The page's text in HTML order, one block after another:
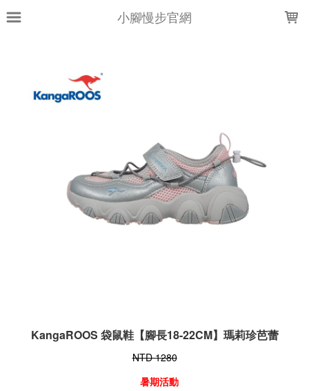
小腳慢步官網
KangaROOS 袋鼠鞋【腳長18-22CM】瑪莉珍芭蕾
NTD 1280
暑期活動